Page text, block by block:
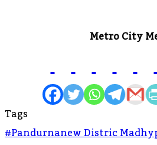
Metro City
Tags
#pandurnanew Distric